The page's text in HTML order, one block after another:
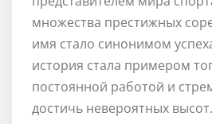
множества престижных
имя стало синонимом
история стала примером
постоянной работой и
достичь невероятных высот.